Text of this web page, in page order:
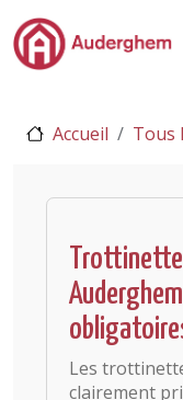
Passer au contenu
eGuichet
Vivre à Auderghem
En 1 clic
Accueil Tous
Les
clairement